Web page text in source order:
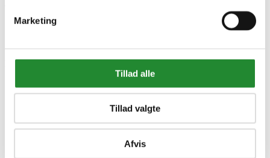
Marketing
Tillad alle
Tillad valgte
Afvis
Veliline Live Flame Wax Light
DKK 59,00